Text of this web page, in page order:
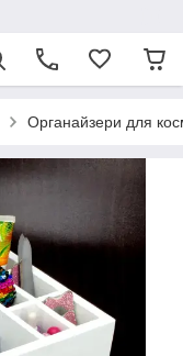
Органайзери для